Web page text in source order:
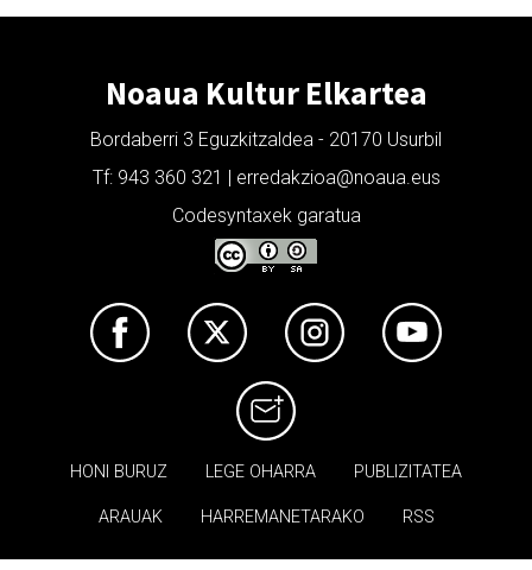
Noaua Kultur Elkartea
Bordaberri 3 Eguzkitzaldea - 20170 Usurbil
Tf: 943 360 321 | erredakzioa@noaua.eus
Codesyntaxek garatua
HONI BURUZ LEGE OHARRA PUBLIZITATEA
ARAUAK HARREMANETARAKO RSS